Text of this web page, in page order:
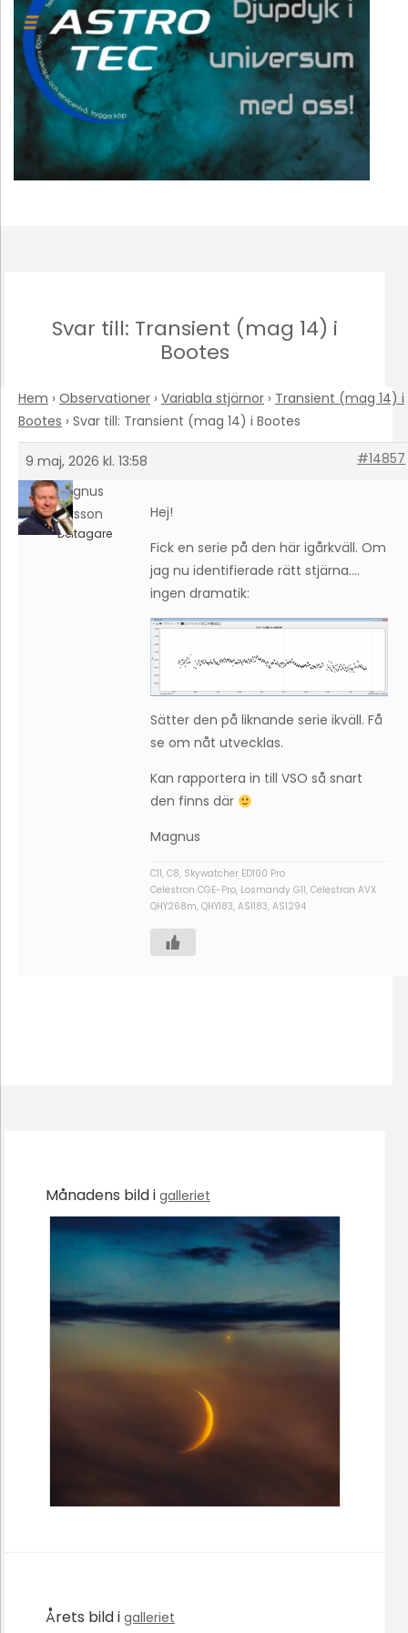
Svar till: Transient (mag 14) i
Bootes
Hem › Observationer › Variabla stjärnor › Transient (mag 14) i
Bootes › Svar till: Transient (mag 14) i Bootes
9 maj, 2026 kl. 13:58
#14857
Magnus
Larsson
Deltagare
Hej!
Fick en serie på den här igårkväll. Om
jag nu identifierade rätt stjärna….
ingen dramatik:
Sätter den på liknande serie ikväll. Få
se om nåt utvecklas.
Kan rapportera in till VSO så snart
den finns där
Magnus
C11, C8, Skywatcher ED100 Pro
Celestron CGE-Pro, Losmandy G11, Celestron AVX
QHY268m, QHY183, ASI183, ASI294
Månadens bild i galleriet
Årets bild i galleriet